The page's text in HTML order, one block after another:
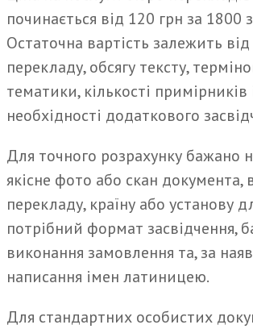
починається від 120 грн за 1800
Остаточна вартість залежить
перекладу, обсягу тексту,
тематики, кількості примірників
необхідності додаткового
Для точного розрахунку бажано
якісне фото або скан документа,
перекладу, країну або установу
потрібний формат засвідчення,
виконання замовлення та, за
написання імен латиницею.
Для стандартних особистих